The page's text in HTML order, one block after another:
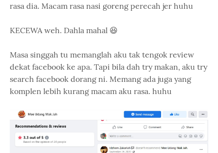
rasa dia. Macam rasa nasi goreng perecah jer huhu
KECEWA weh. Dahla mahal 😆
Masa singgah tu memanglah aku tak tengok review
dekat facebook ke apa. Tapi bila dah try makan, aku try
search facebook dorang ni. Memang ada juga yang
komplen lebih kurang macam aku rasa. huhu